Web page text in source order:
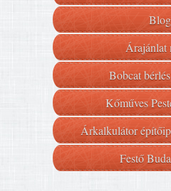
Blog
Árajánlat
Bobcat
Kőműves
Árkalkulátor
Festő